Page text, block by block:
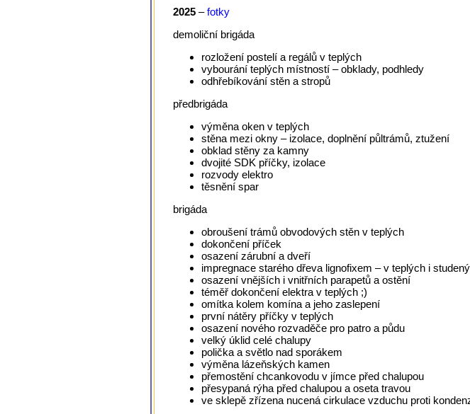
2025 –fotky
demoliční brigáda
rozložení postelí a regálů v teplých
vybourání teplých místností – obklady, podhledy
odhřebíkování stěn a stropů
předbrigáda
výměna oken v teplých
stěna mezi okny – izolace, doplnění půltrámů, ztužení
obklad stěny za kamny
dvojité SDK příčky, izolace
rozvody elektro
těsnění spar
brigáda
obroušení trámů obvodových stěn v teplých
dokončení příček
osazení zárubní a dveří
impregnace starého dřeva lignofixem – v teplých i
osazení vnějších i vnitřních parapetů a ostění
téměř dokončení elektra v teplých ;)
omítka kolem komína a jeho zaslepení
první nátěry příčky v teplých
osazení nového rozvaděče pro patro a půdu
velký úklid celé chalupy
polička a světlo nad sporákem
výměna lázeňských kamen
přemostění chcankovodu v jímce před chalupou
přesypaná rýha před chalupou a oseta travou
ve sklepě zřízena nucená cirkulace vzduchu proti